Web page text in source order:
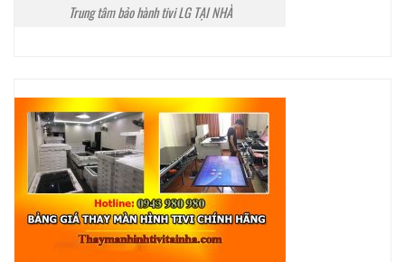
Trung tâm bảo hành tivi LG TẠI NHÀ